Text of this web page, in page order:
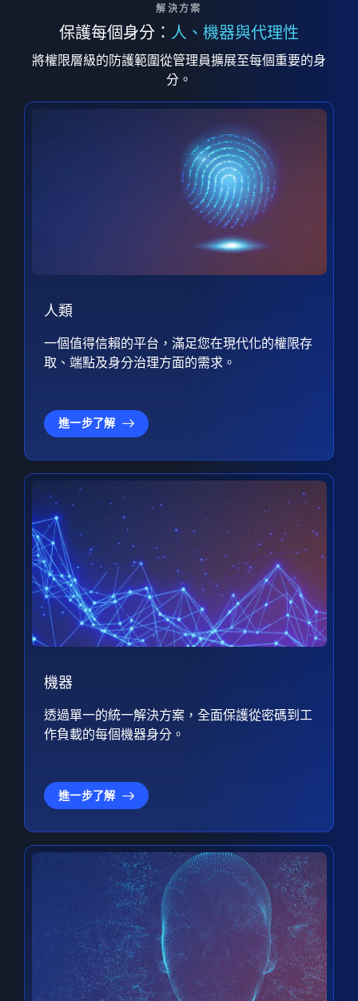
解決方案
保護每個身分： 人、機器與代理性
將權限層級的防護範圍從管理員擴展至每個重要的身
分。
人類
一個值得信賴的平台，滿足您在現代化的權限存
取、端點及身分治理方面的需求。
進一步了解
機器
透過單一的統一解決方案，全面保護從密碼到工
作負載的每個機器身分。
進一步了解